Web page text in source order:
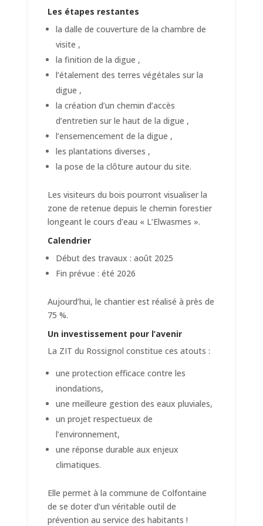
Les étapes restantes
la dalle de couverture de la chambre de
visite ,
la finition de la digue ,
l’étalement des terres végétales sur la
digue ,
la création d’un chemin d’accès
d’entretien sur le haut de la digue ,
l’ensemencement de la digue ,
les plantations diverses ,
la pose de la clôture autour du site.
Les visiteurs du bois pourront visualiser la
zone de retenue depuis le chemin forestier
longeant le cours d’eau « L’Elwasmes ».
Calendrier
Début des travaux : août 2025
Fin prévue : été 2026
Aujourd’hui, le chantier est réalisé à près de
75 %.
Un investissement pour l’avenir
La ZIT du Rossignol constitue ces atouts :
une protection efficace contre les
inondations,
une meilleure gestion des eaux pluviales,
un projet respectueux de
l’environnement,
une réponse durable aux enjeux
climatiques.
Elle permet à la commune de Colfontaine
de se doter d’un véritable outil de
prévention au service des habitants !